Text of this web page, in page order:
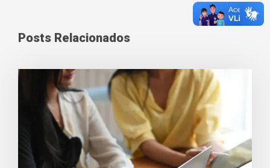
Posts Relacionados